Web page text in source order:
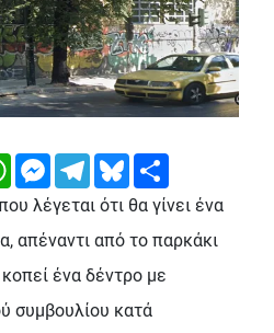
WhatsAppMessengerTelegramBluesky
λέγεται ότι θα γίνει ένα
απέναντι από το παρκάκι
ένα δέντρο με
συμβουλίου κατά